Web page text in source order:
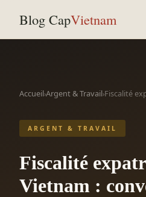
Blog CapVietnam
Accueil›Argent & Travail›Fiscalité
ARGENT & TRAVAIL
Fiscalité
Vietnam :